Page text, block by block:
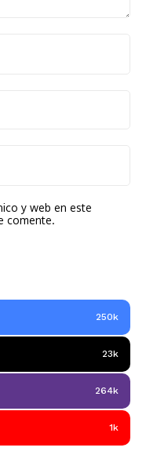
y web en este
comente.
250k
23k
264k
1k